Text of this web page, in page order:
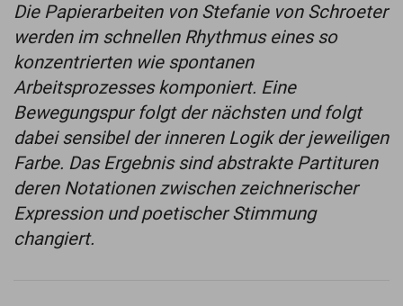
Die Papierarbeiten von Stefanie von Schroeter
werden im schnellen Rhythmus eines so
konzentrierten wie spontanen
Arbeitsprozesses komponiert. Eine
Bewegungspur folgt der nächsten und folgt
dabei sensibel der inneren Logik der jeweiligen
Farbe. Das Ergebnis sind abstrakte Partituren
deren Notationen zwischen zeichnerischer
Expression und poetischer Stimmung
changiert.